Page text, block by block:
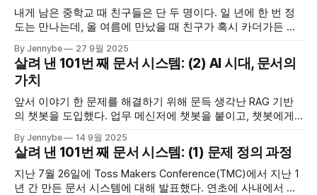
내게 남은 중학교 때 친구들은 단 두 명이다. 일 년에 한 번 정
도는 만나는데, 올 여름에 만났을 때 친구가 혹시 카더가든 유
가는 썸네일을 본 것 같긴 한데.. 도대회 1등도 하고 엄청 잘한
다고, 그 콘텐츠도 무척 잘됐다는 얘기를 들었다. 우리 학교에
By Jennybe 27 9월 2025
살려 낸 101번 째 문서 시스템: (2) AI 시대, 문서의
가치
앞서 이야기 한 문제를 해결하기 위해 문득 생각난 RAG 기반
의 챗봇을 도입했다. 업무 메신저에 챗봇을 붙이고, 챗봇에게
는 방식이 아니라 업무 메신저에 질문하고 답변을 받는 방식으
로 바꾸자 실질적인 문서 콘텐츠 활용량이 엄청나게 늘었고,
다들 편리하다며 좋아했다. 챗봇을 사용해 문서 접근성을 높이
면서 깨달은
By Jennybe 14 9월 2025
살려 낸 101번 째 문서 시스템: (1) 문제 정의 과정
지난 7월 26일에 Toss Makers Conference(TMC)에서 지난 1
년 간 만든 문서 시스템에 대해 발표했다. 연초에 사내에서 발